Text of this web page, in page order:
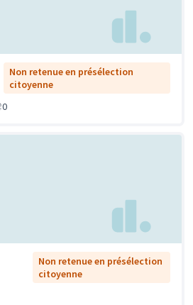
Non retenue en présélection
citoyenne
0
Non retenue en présélection
citoyenne